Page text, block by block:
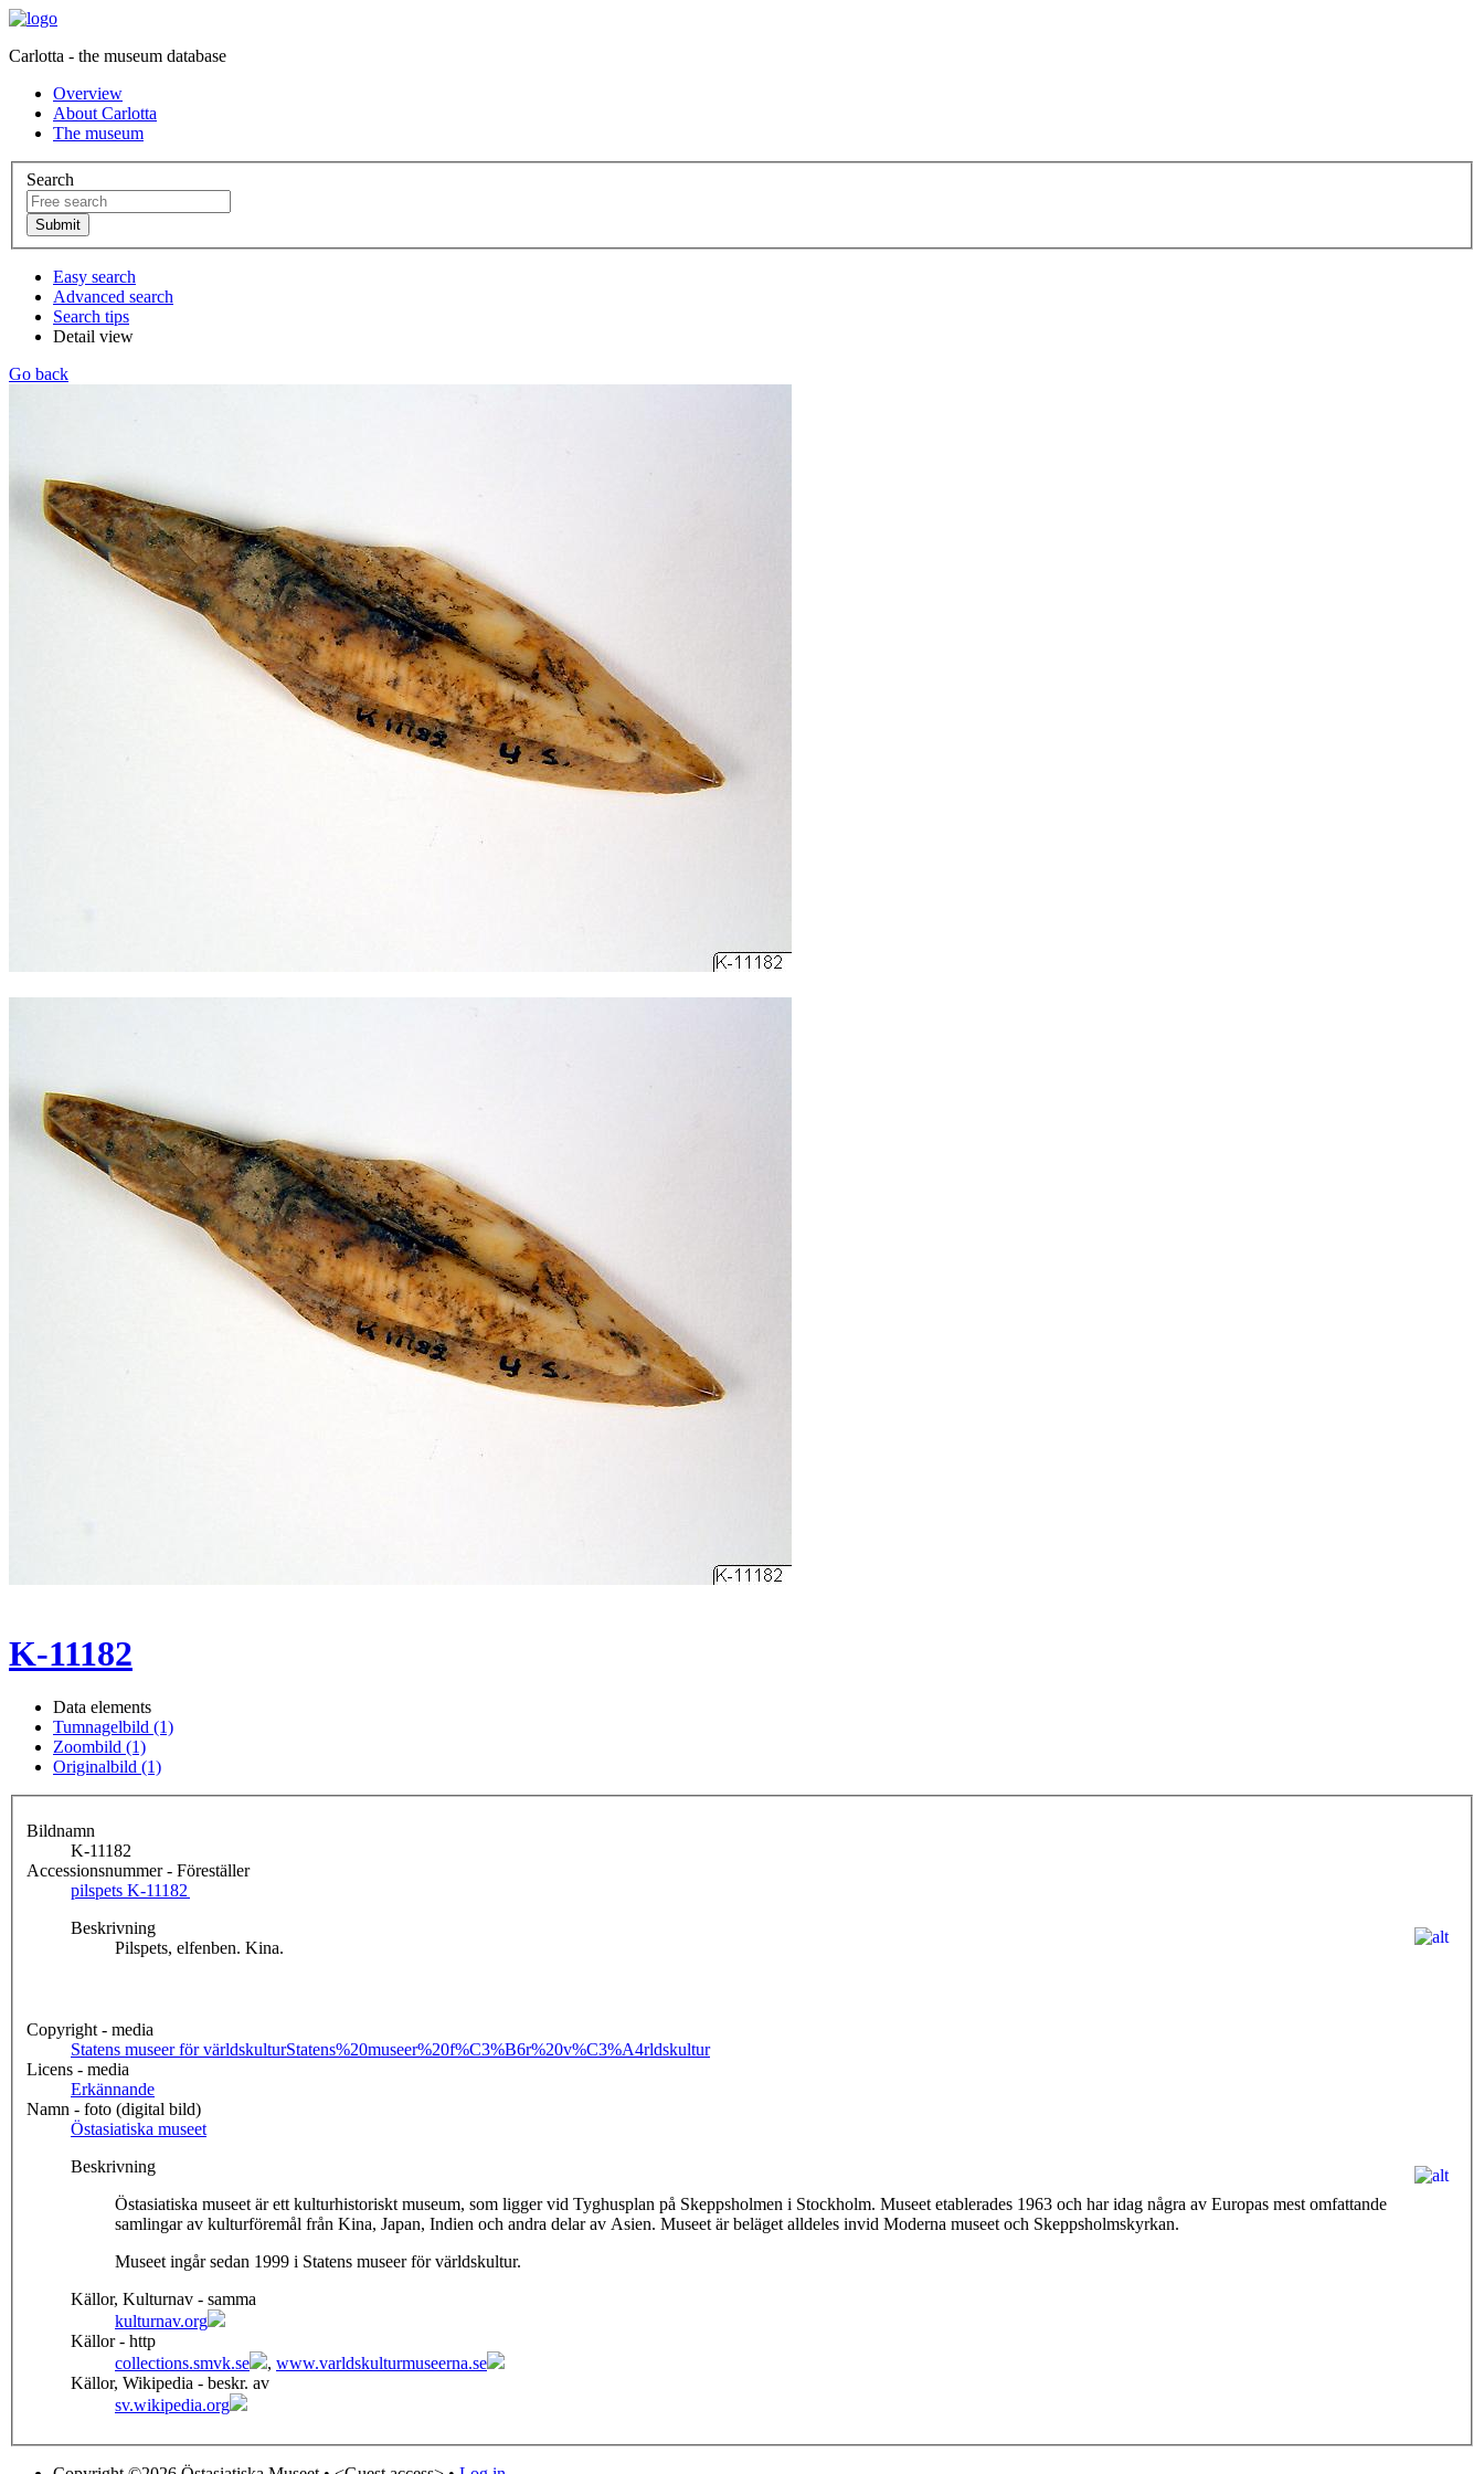
Carlotta - the museum database
Overview
About Carlotta
The museum
Search
Easy search
Advanced search
Search tips
Detail view
Go back
K-11182
Data elements
Tumnagelbild (1)
Zoombild (1)
Originalbild (1)
Bildnamn
K-11182
Accessionsnummer - Föreställer
pilspets K-11182
Beskrivning
Pilspets, elfenben. Kina.
Copyright - media
Statens museer för världskulturStatens%20museer%20f%C3%B6r%20v%C3%A4rldskultur
Licens - media
Erkännande
Namn - foto (digital bild)
Östasiatiska museet
Beskrivning
Östasiatiska museet är ett kulturhistoriskt museum, som ligger vid Tyghusplan på Skeppsholmen i Stockholm. Museet etablerades 1963 och har idag några av Europas mest omfattande
samlingar av kulturföremål från Kina, Japan, Indien och andra delar av Asien. Museet är beläget alldeles invid Moderna museet och Skeppsholmskyrkan.
Museet ingår sedan 1999 i Statens museer för världskultur.
Källor, Kulturnav - samma
kulturnav.org
Källor - http
collections.smvk.se
, www.varldskulturmuseerna.se
Källor, Wikipedia - beskr. av
sv.wikipedia.org